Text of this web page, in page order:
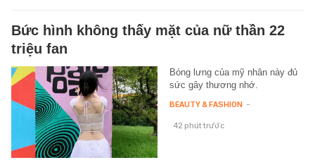
Bức hình không thấy mặt của nữ thần 22
triệu fan
Bóng lưng của mỹ nhân này đủ
sức gây thương nhớ.
BEAUTY & FASHION -
42 phút trước